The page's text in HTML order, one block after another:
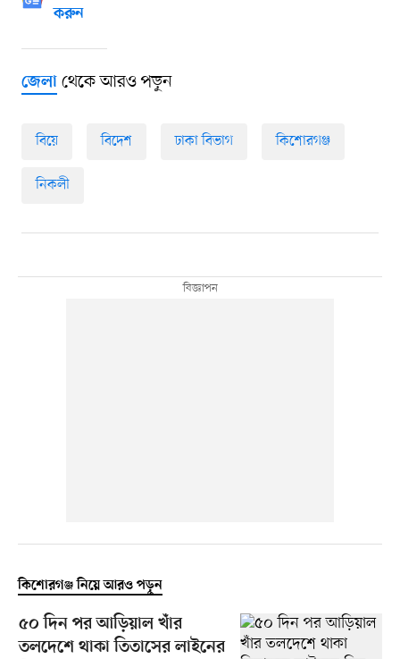
করুন
জেলাথেকে আরও পড়ুন
বিয়ে বিদেশ ঢাকা বিভাগ কিশোরগঞ্জ
নিকলী
কিশোরগঞ্জ নিয়ে আরও পড়ুন
৫০ দিন পর আড়িয়াল খাঁর
তলদেশে থাকা তিতাসের লাইনের